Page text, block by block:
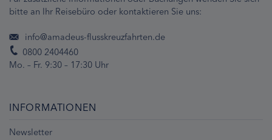
bitte an Ihr Reisebüro oder kontaktieren Sie uns:
info@amadeus-flusskreuzfahrten.de
0800 2404460
Mo. – Fr. 9:30 – 17:30 Uhr
INFORMATIONEN
Newsletter